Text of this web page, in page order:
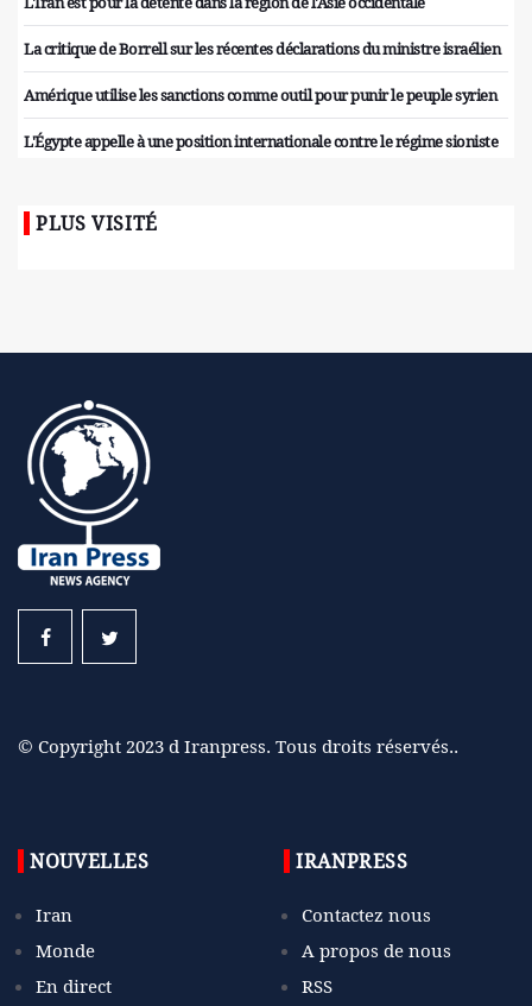
La critique de Borrell sur les récentes déclarations du ministre israélien
Amérique utilise les sanctions comme outil pour punir le peuple syrien
L'Égypte appelle à une position internationale contre le régime sioniste
PLUS VISITÉ
© Copyright 2023 d Iranpress. Tous droits réservés..
NOUVELLES
Iran
Monde
En direct
IRANPRESS
Contactez nous
A propos de nous
RSS